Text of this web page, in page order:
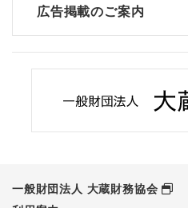
広告掲載のご案内
一般財団法人 大蔵財務協会